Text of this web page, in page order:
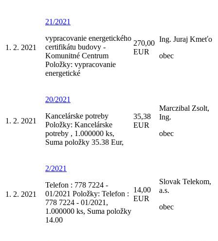
1. 2. 2021
21/2021
vypracovanie energetického
certifikátu budovy -
Komunitné Centrum
Položky: vypracovanie
energetické
270,00
EUR
Ing. Juraj Kmeťo
obec
1. 2. 2021
20/2021
Kancelárske potreby
Položky: Kancelárske
potreby , 1.000000 ks,
Suma položky 35.38 Eur,
35,38
EUR
Marczibal Zsolt,
Ing.
obec
1. 2. 2021
2/2021
Telefon : 778 7224 -
01/2021 Položky: Telefon :
778 7224 - 01/2021,
1.000000 ks, Suma položky
14.00
14,00
EUR
Slovak Telekom,
a.s.
obec